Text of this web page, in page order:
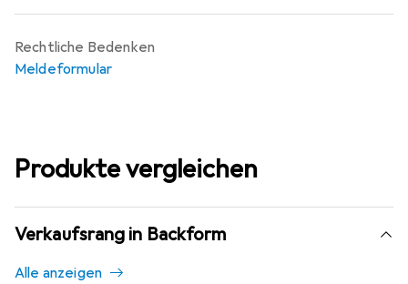
Rechtliche Bedenken
Meldeformular
Produkte vergleichen
Verkaufsrang in Backform
Alle anzeigen